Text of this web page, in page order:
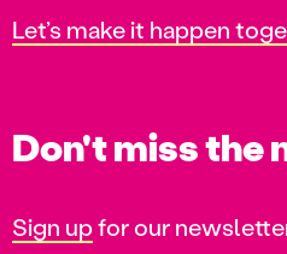
Let’s make it happen
Don't miss the
Sign upfor our